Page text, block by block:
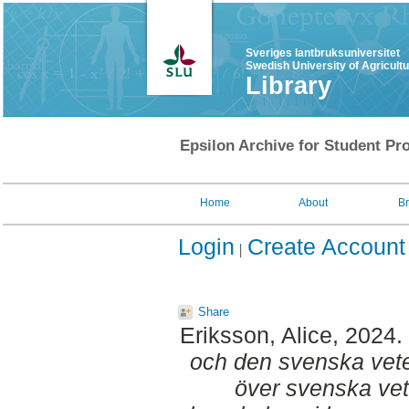
Sveriges lantbruksuniversitet
Swedish University of
Library
Epsilon Archive for Student
Home About
Login Create Account
Share
Eriksson, Alice, 2024.
och den svenska
över svenska